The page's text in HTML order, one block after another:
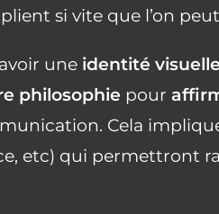
si vite que l’on
une identité visuelle
philosophie pour
Cela
etc) qui permettront